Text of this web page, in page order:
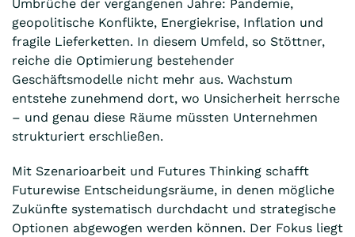
Umbrüche der vergangenen Jahre: Pandemie,
geopolitische Konflikte, Energiekrise, Inflation und
fragile Lieferketten. In diesem Umfeld, so Stöttner,
reiche die Optimierung bestehender
Geschäftsmodelle nicht mehr aus. Wachstum
entstehe zunehmend dort, wo Unsicherheit herrsche
– und genau diese Räume müssten Unternehmen
strukturiert erschließen.
Mit Szenarioarbeit und Futures Thinking schafft
Futurewise Entscheidungsräume, in denen mögliche
Zukünfte systematisch durchdacht und strategische
Optionen abgewogen werden können. Der Fokus liegt